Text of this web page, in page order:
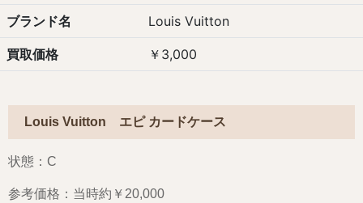
ブランド名 Louis Vuitton
買取価格 ￥3,000
Louis Vuitton エピ カードケース
状態：C
参考価格：当時約￥20,000